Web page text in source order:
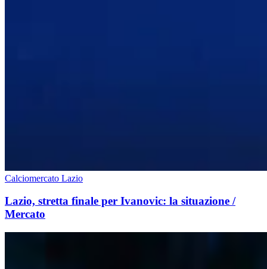
Calciomercato Lazio
Lazio, stretta finale per Ivanovic: la situazione /
Mercato